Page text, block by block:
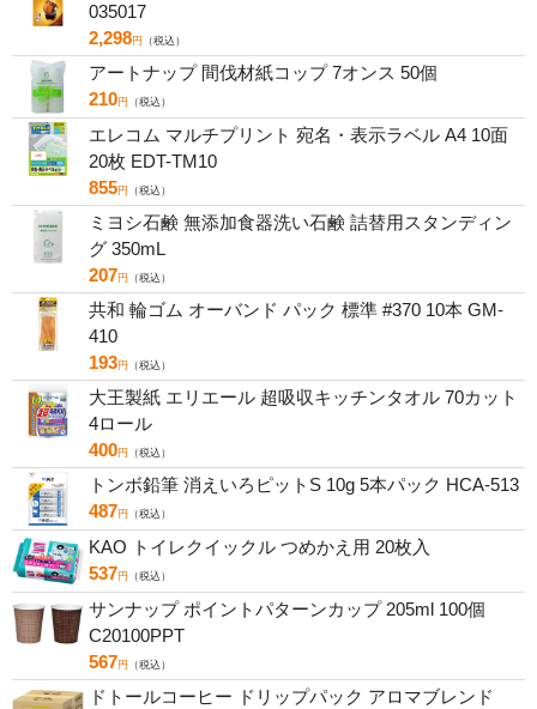
035017
2,298円 （税込）
アートナップ 間伐材紙コップ 7オンス 50個
210円 （税込）
エレコム マルチプリント 宛名・表示ラベル A4 10面
20枚 EDT-TM10
855円 （税込）
ミヨシ石鹸 無添加食器洗い石鹸 詰替用スタンディン
グ 350mL
207円 （税込）
共和 輪ゴム オーバンド パック 標準 #370 10本 GM-
410
193円 （税込）
大王製紙 エリエール 超吸収キッチンタオル 70カット
4ロール
400円 （税込）
トンボ鉛筆 消えいろピットS 10g 5本パック HCA-513
487円 （税込）
KAO トイレクイックル つめかえ用 20枚入
537円 （税込）
サンナップ ポイントパターンカップ 205ml 100個
C20100PPT
567円 （税込）
ドトールコーヒー ドリップパック アロマブレンド